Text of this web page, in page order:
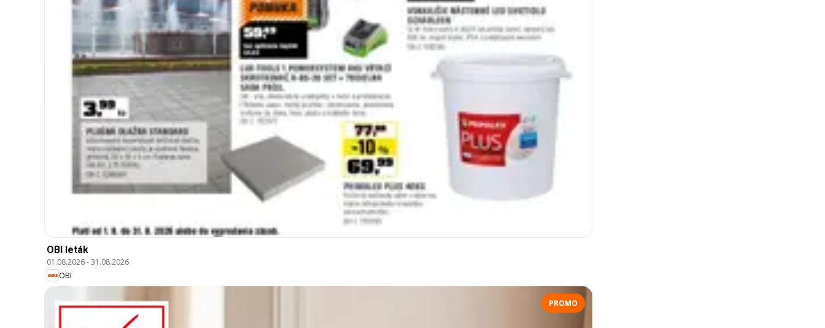
OBI leták
01.08.2026-31.08.2026
OBI
PROMO